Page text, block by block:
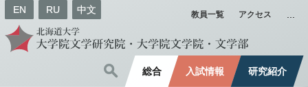
EN RU 中文 教員一覧 アクセス
総合 入試情報 研究紹介